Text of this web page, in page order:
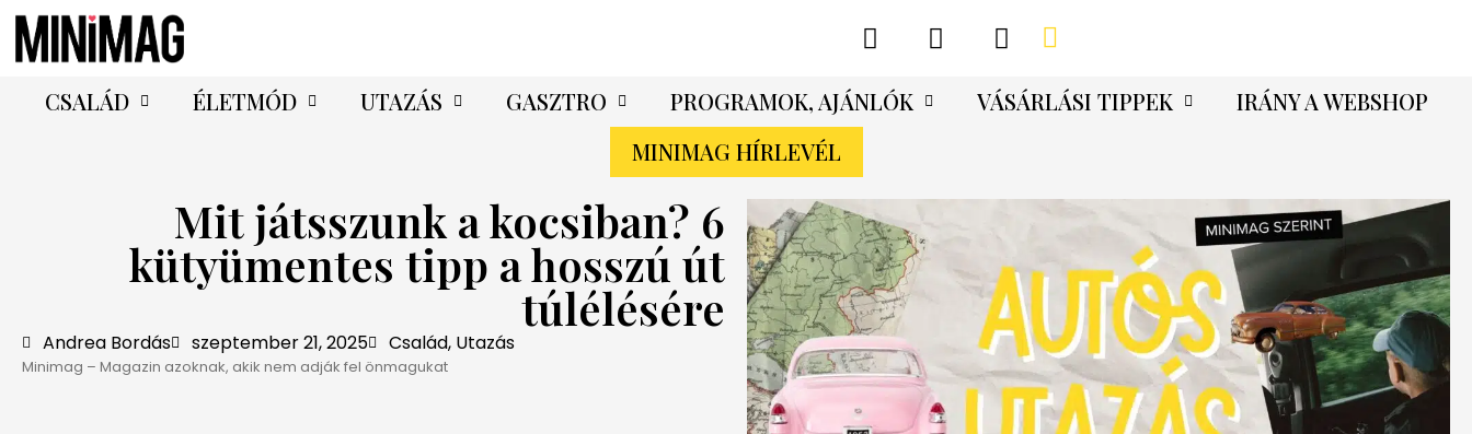
CSALÁD ÉLETMÓD UTAZÁS GASZTRO PROGRAMOK, AJÁNLÓK VÁSÁRLÁSI TIPPEK
IRÁNY A WEBSHOP
MINIMAG HÍRLEVÉL
Mit játsszunk a kocsiban? 6
kütyümentes tipp a hosszú út
túlélésére
Andrea Bordás szeptember 21, 2025 Család, Utazás
Minimag – Magazin azoknak, akik nem adják fel önmagukat